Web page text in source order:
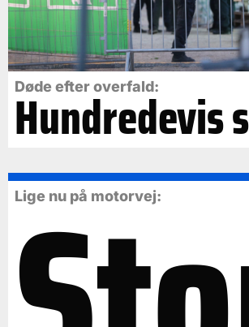
Døde efter overfald:
Hundredevis
Lige nu på motorvej: